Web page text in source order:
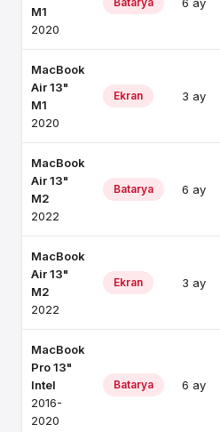
M1
2020
MacBook
Air 13"
M1
2020
Ekran 3 ay
MacBook
Air 13"
M2
2022
Batarya 6 ay
MacBook
Air 13"
M2
2022
Ekran 3 ay
MacBook
Pro 13"
Intel
2016-
2020
Batarya 6 ay